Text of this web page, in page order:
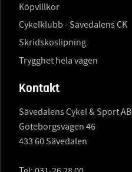
Köpvillkor
Cykelklubb - Sävedalens CK
Skridskoslipning
Trygghet hela vägen
Kontakt
Sävedalens Cykel & Sport AB
Göteborgsvägen 46
433 60 Sävedalen